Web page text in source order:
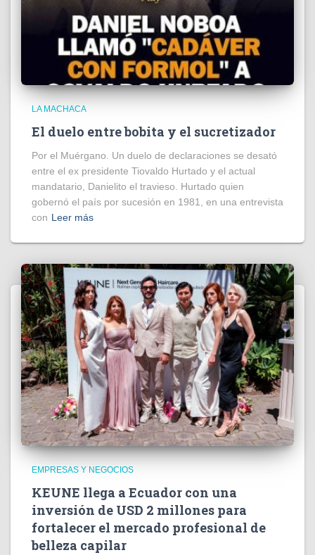
LA MACHACA
El duelo entre bobita y el sucretizador
Por el Muérgano. Un duelo de declaraciones se desató
entre el ex presidente Tiovaldo Hurtado y el actual
mandatario, Danielito el travieso. Hurtado quien
gobernó el país por sucesión en 1981, en una entrevista
con Leer más
EMPRESAS Y NEGOCIOS
KEUNE llega a Ecuador con una
inversión de USD 2 millones para
fortalecer el mercado profesional de
belleza capilar